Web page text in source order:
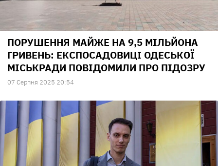
ПОРУШЕННЯ МАЙЖЕ НА 9,5 МІЛЬЙОНА
ГРИВЕНЬ: ЕКСПОСАДОВИЦІ ОДЕСЬКОЇ
МІСЬКРАДИ ПОВІДОМИЛИ ПРО ПІДОЗРУ
07 Серпня 2025 20:54